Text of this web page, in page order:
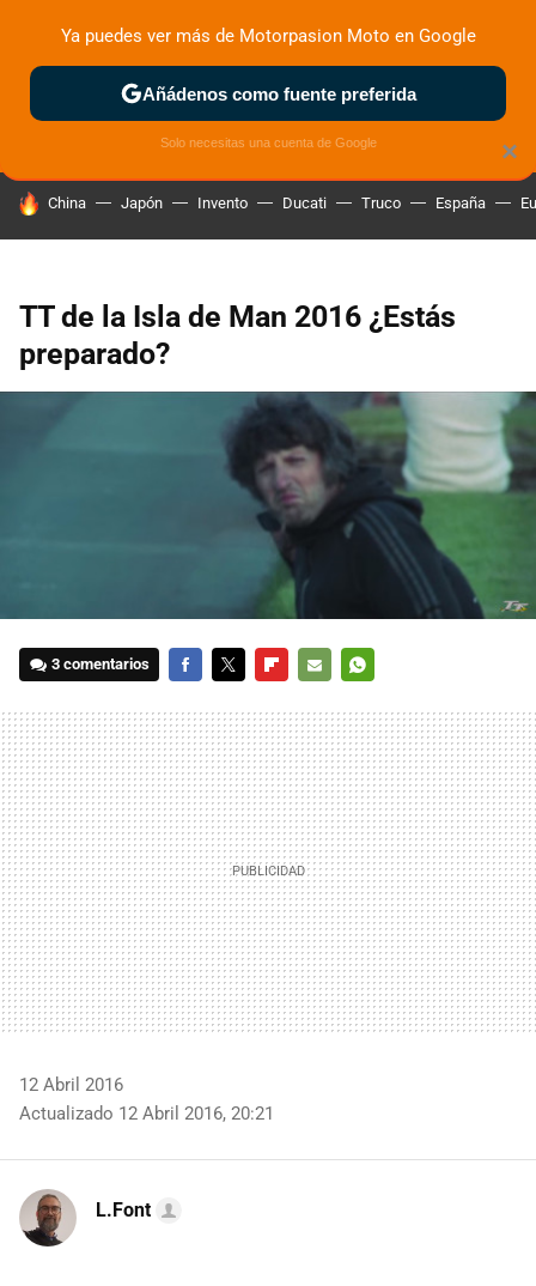
ZONA DE PRUEBAS DEPORTIVAS MOTOS ELÉCTRICAS
HOY SE HABLA DE
China Japón Invento Ducati Truco España
TT de la Isla de Man 2016 ¿Estás
preparado?
3 comentarios
MAIL
12 Abril 2016
Actualizado 12 Abril 2016, 20:21
L.Font
×
Ya puedes ver más de Motorpasion Moto en Google
Añádenos como fuente preferida
Solo necesitas una cuenta de Google